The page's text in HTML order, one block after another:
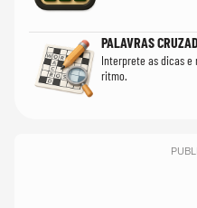
PALAVRAS
Interprete as dicas
ritmo.